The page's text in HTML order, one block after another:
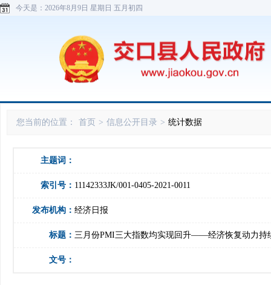
今天是： 2026年8月9日 星期日 五月初四
您当前的位置： 首页 > 信息公开目录 > 统计数据
主题词：
索引号： 11142333JK/001-0405-2021-0011
发布机构： 经济日报
标题： 三月份PMI三大指数均实现回升——经济恢复动力持
文号：